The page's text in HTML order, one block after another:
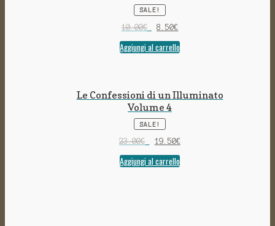
SALE!
10.00€ 8.50€
Aggiungi al carrello
Le Confessioni di un Illuminato
Volume 4
SALE!
23.00€ 19.50€
Aggiungi al carrello